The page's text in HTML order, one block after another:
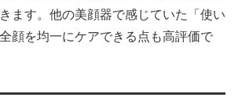
ます。他の美顔器で感じていた「使い
顔を均一にケアできる点も高評価で